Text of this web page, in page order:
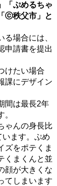
ぷめるちゃ
ⓒ秩父市」と
場合には、
申請書を提出
けたい場合
課にデザイン
間は最長2年
ゃんの身長比
ます。ぷめ
ズをポテくま
くまくんと並
顔が大きくな
てしまいます